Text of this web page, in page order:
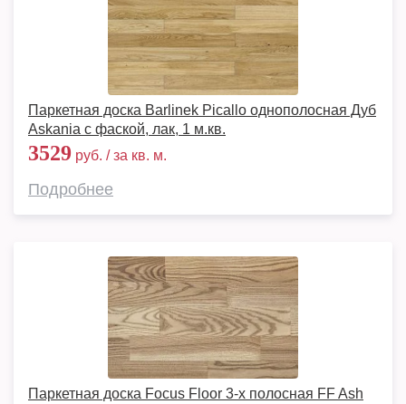
Паркетная доска Barlinek Picallo однополосная Дуб
Askania с фаской, лак, 1 м.кв.
3529 руб. / за кв. м.
Подробнее
Паркетная доска Focus Floor 3-х полосная FF Ash